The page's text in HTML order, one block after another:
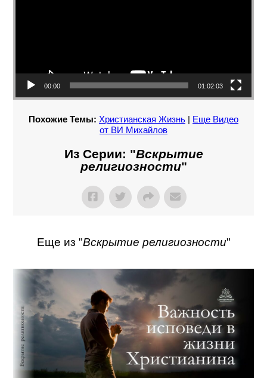
00:00 01:02:03
Похожие Темы: Христианская Жизнь | Еще Видео
от ВИ Михайлов
Из Серии: "Вскрытие
религиозности"
Еще из "Вскрытие религиозности"